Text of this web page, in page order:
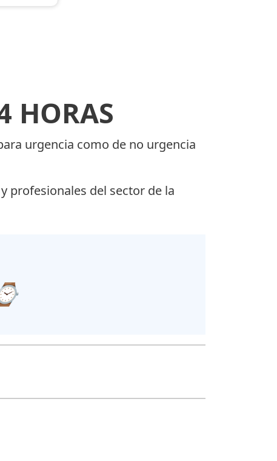
HORAS
urgencia como de no urgencia
profesionales del sector de la